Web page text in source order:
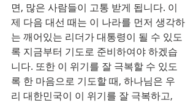
면, 많은 사람들이 고통 받게 됩니다. 이
제 다음 대선 때는 이 나라를 먼저 생각하
는 깨어있는 리더가 대통령이 될 수 있도
록 지금부터 기도로 준비하여야 하겠습
니다. 또한 이 위기를 잘 극복할 수 있도
록 한 마음으로 기도할 때, 하나님은 우
리 대한민국이 이 위기를 잘 극복하고,